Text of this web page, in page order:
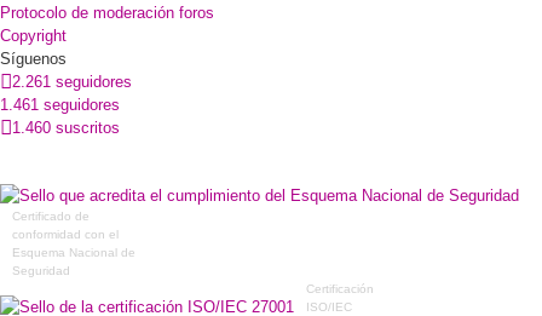
Protocolo de moderación foros
Copyright
Síguenos
2.261 seguidores
1.461 seguidores
1.460 suscritos
Certificado de
conformidad con el
Esquema Nacional de
Seguridad
Certificación
ISO/IEC